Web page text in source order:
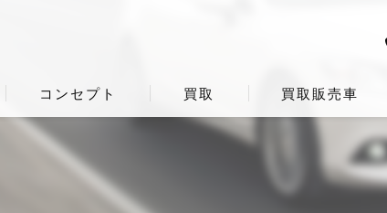
コンセプト 買取 買取販売車